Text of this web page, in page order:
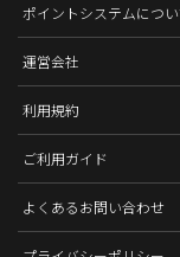
ポイントシステムにつ
運営会社
利用規約
ご利用ガイド
よくあるお問い合わせ